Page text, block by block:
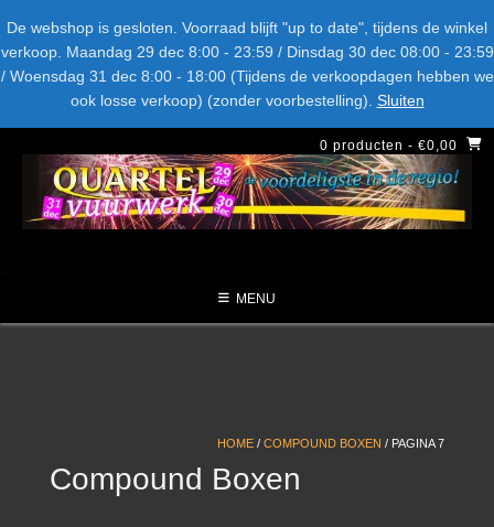
De webshop is gesloten. Voorraad blijft "up to date", tijdens de winkel
verkoop. Maandag 29 dec 8:00 - 23:59 / Dinsdag 30 dec 08:00 - 23:59
/ Woensdag 31 dec 8:00 - 18:00 (Tijdens de verkoopdagen hebben we
ook losse verkoop) (zonder voorbestelling). Sluiten
naar
inhoud
LEVERANCIERS TYPE AANBIEDINGEN CATEGORIE
NIEUW DIT JAAR
MENU
0 producten - €0,00
HOME / COMPOUND BOXEN / PAGINA 7
Compound Boxen